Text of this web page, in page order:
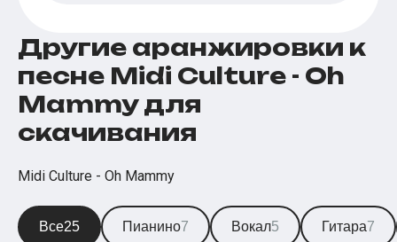
Другие аранжировки к
песне Midi Culture - Oh
Mammy для
скачивания
Midi Culture - Oh Mammy
Все25 Пианино7 Вокал5 Гитара7